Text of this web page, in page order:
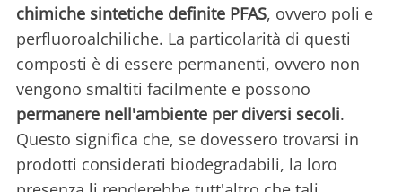
chimiche sintetiche definite PFAS, ovvero poli e
perfluoroalchiliche. La particolarità di questi
composti è di essere permanenti, ovvero non
vengono smaltiti facilmente e possono
permanere nell'ambiente per diversi secoli.
Questo significa che, se dovessero trovarsi in
prodotti considerati biodegradabili, la loro